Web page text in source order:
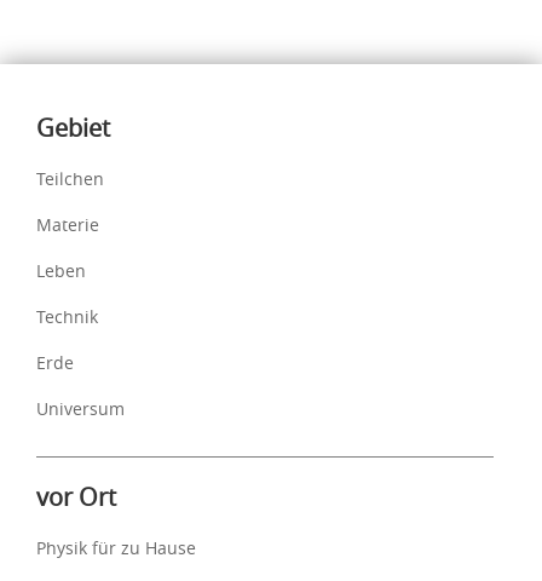
Inhalte
Gebiet
Teilchen
Materie
Leben
Technik
Erde
Universum
vor Ort
Physik für zu Hause